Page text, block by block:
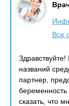
Все
названий
партнер,
сказать, что